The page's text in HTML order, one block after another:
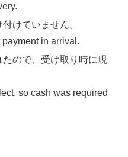
けていません。
in arrival.
ので、受け取り時に現
so cash was required